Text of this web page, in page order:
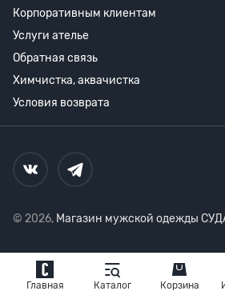
Главная Каталог Корзина
Корпоративным клиентам
Услуги ателье
Обратная связь
Химчистка, аквачистка
Условия возврата
© 2026, Магазин мужской одежды